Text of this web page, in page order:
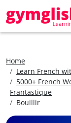
Home
Learn French
5000+ French
Frantastique
Bouillir